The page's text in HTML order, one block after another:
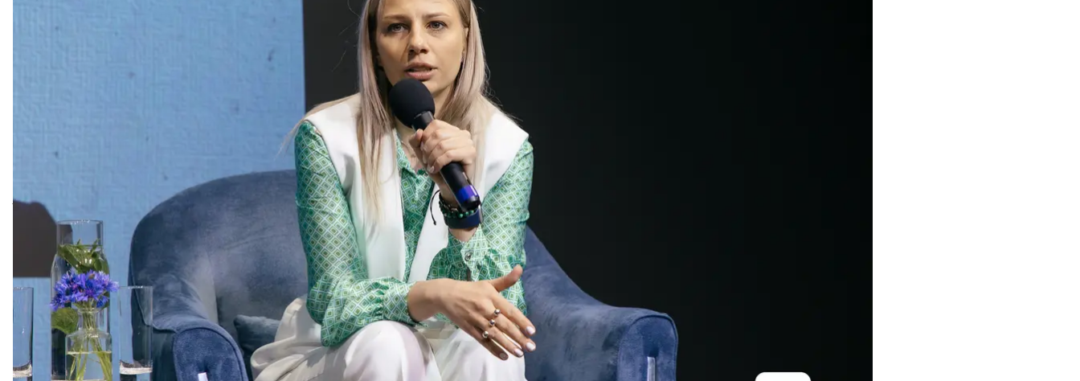
Поскольку мы в Украине должны говорить не только об обеспечении, но и считать, сколько что стоит и какова его
эффективность, то FPV-дроны часто эффективнее артиллерии. Однако технологии не стоят на месте, это большой вызов и
Сейчас есть большая проблема с количеством
«орланов»у нас над городами. Сбивать их ракетами мы не можем, это дорого.
в нашу сторону. Поэтому мы ищем решения среди производителей, кто что
может сделать, помогаем с тестированиями тем, кто имеет определенные части решения, чтобы все это собрать,
протестировать, прокоммуницировать, скажем, на какой высоте оно должно долетать, какой должна быть скорость,
выяснить детали, нюансы, о которых нужно знать при проектировании своей наработки, чтобы она была действительно
РЭБы
— наши дроны и связь уже не работают. Значит, нам нужно развивать системы связи, новые
технологии, РЭБ-устойчивость, переходить на новые антенны и частоты, на новейшие управления, чтобы эти дроны были
эффективными. Нам нужно переходить, например, от FPV-дронов к роям дронов или каким-то другим — не буду говорить
обо всех секретах и инновационных сюрпризах, над которыми работаем.
Сейчас асимметрия в технологиях работает очень короткое время, до 6 месяцев. Это как раз маленькое окно возможностей
работать инновационно, чтобы готовить новые сюрпризы для врага, потому что он адаптируется. Например, в Telegram-
каналах появилась фотография российских аэродромов. Они уже закрыли железными ангарами свои самолеты, которые
были доступны. То есть наши дроны уже туда не попадают, функцию не выполняют, поэтому нам надо придумать что-то
другое, чтобы они залетали внутрь или как-то их оттуда выманивать.